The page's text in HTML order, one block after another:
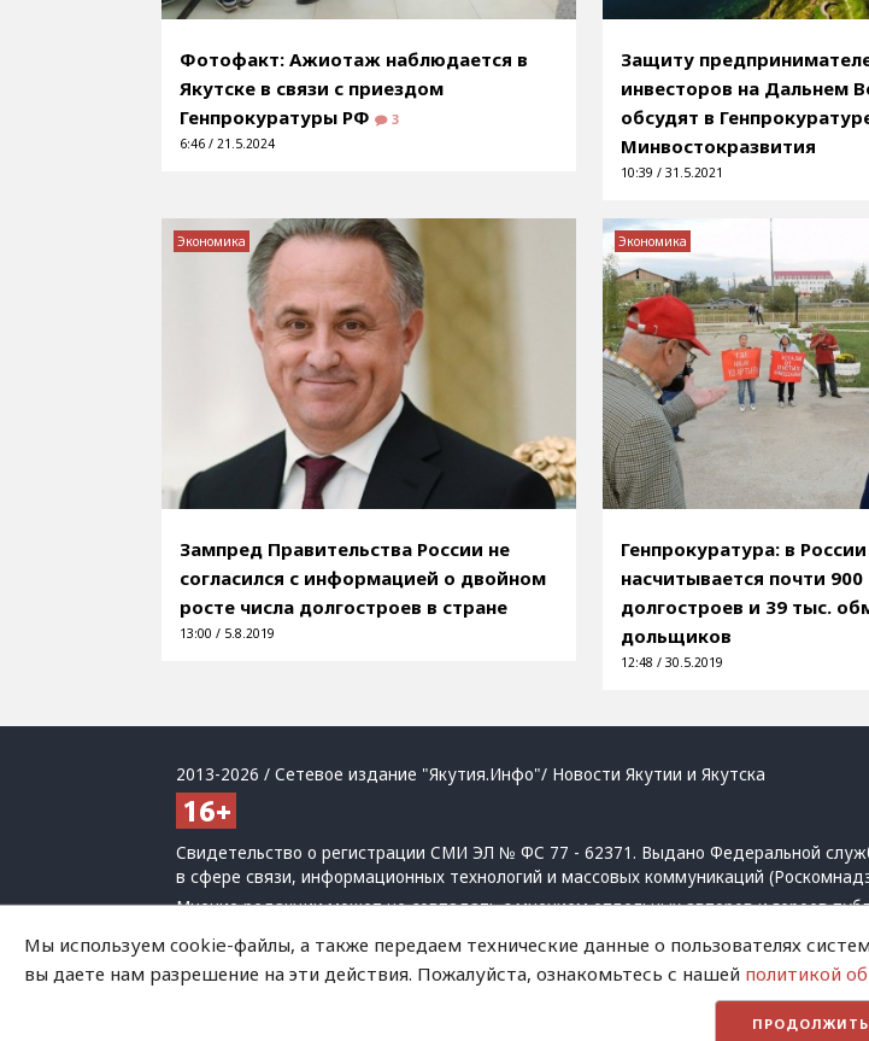
Фотофакт: Ажиотаж наблюдается в
Якутске в связи с приездом
Генпрокуратуры РФ
3
6:46 / 21.5.2024
Защиту
инвесторов на Дальнем
обсудят в
Минвостокразвития
10:39 / 31.5.2021
Зампред Правительства России не
согласился с информацией о двойном
росте числа долгостроев в стране
13:00 / 5.8.2019
Экономика
Генпрокуратура: в России
насчитывается почти
долгостроев и 39 тыс.
дольщиков
12:48 / 30.5.2019
Экономика
2013-2026 / Сетевое издание "Якутия.Инфо"/ Новости Якутии и Якутска
Свидетельство о регистрации СМИ ЭЛ № ФС 77 - 62371. Выдано Федеральной
в сфере связи, информационных технологий и массовых коммуникаций
Мнение редакции может не совпадать с мнением отдельных авторов и героев
При использовании материалов обязательна активная ссылка на сайт.
Политика обработки персональных данных
запрещенных организаций
Мы используем cookie-файлы, а также передаем технические данные о пользователях
вы даете нам разрешение на эти действия. Пожалуйста, ознакомьтесь с нашей политикой
ПРОДОЛЖИТЬ